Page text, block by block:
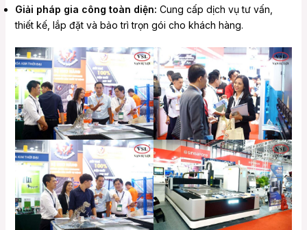
Giải pháp gia công toàn diện: Cung cấp dịch vụ tư vấn,
thiết kế, lắp đặt và bảo trì trọn gói cho khách hàng.